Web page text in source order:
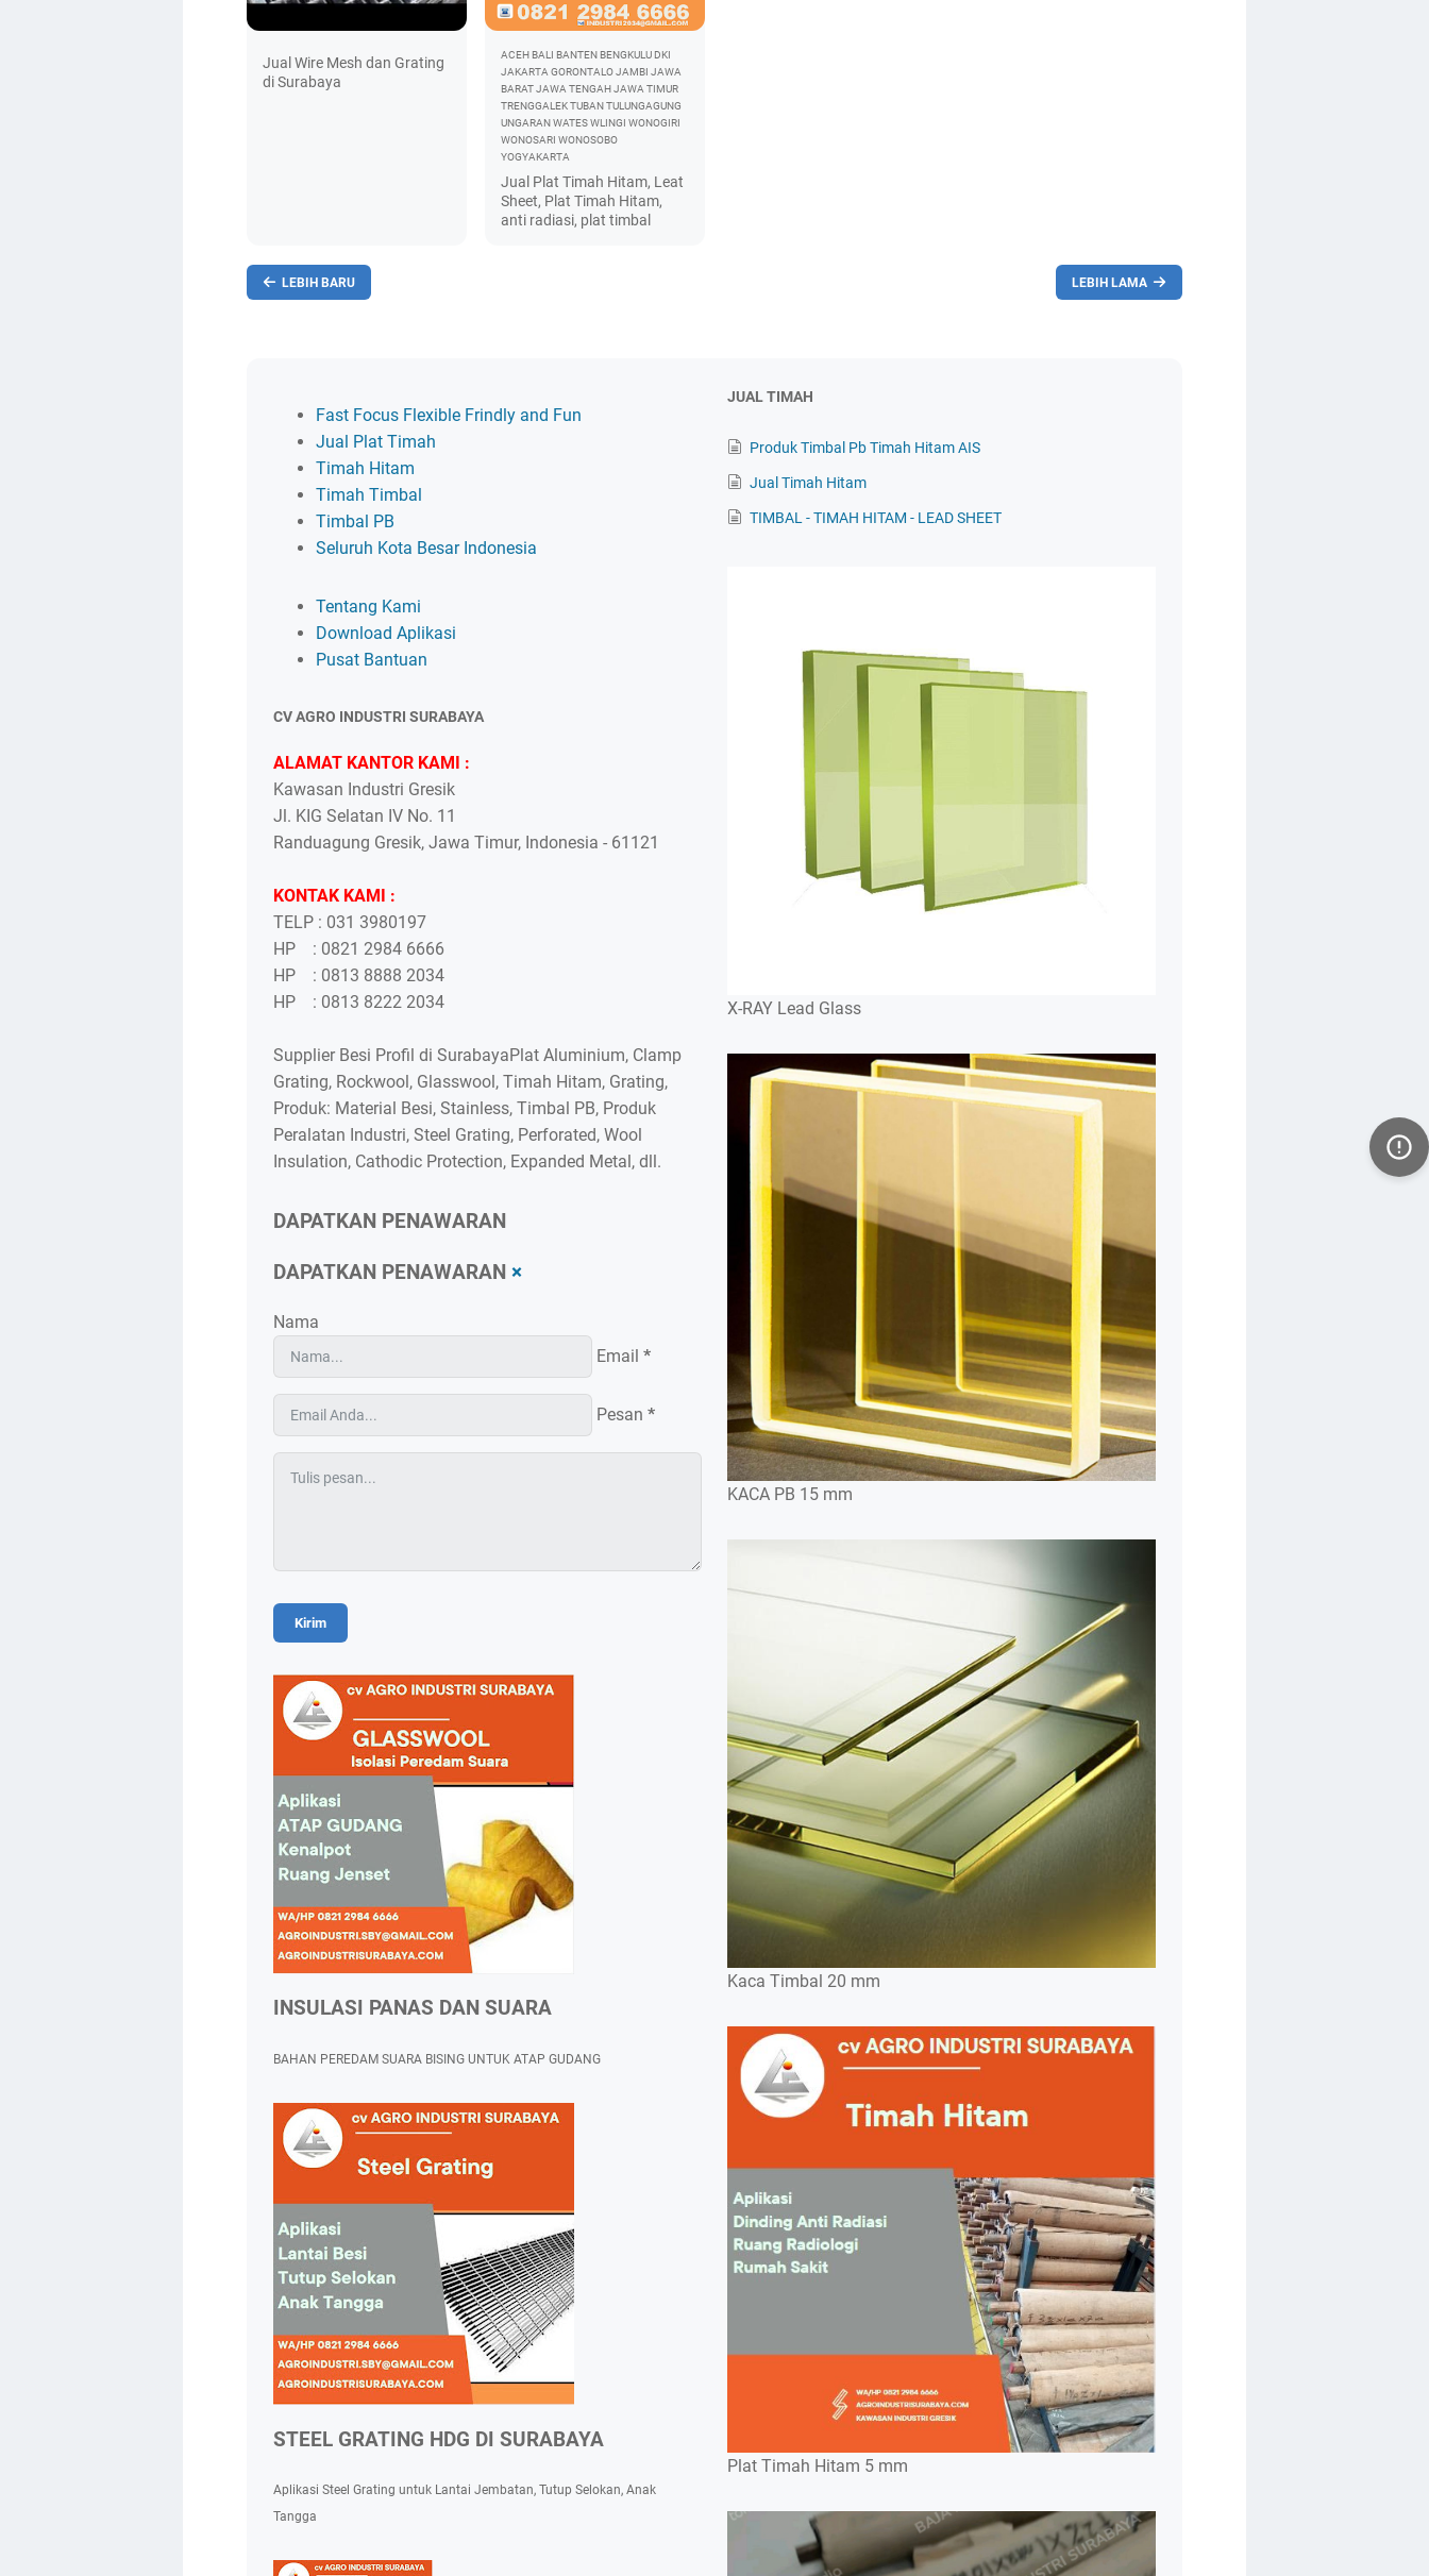
Jual Wire Mesh dan Grating
di Surabaya
ACEH BALI BANTEN BENGKULU DKI
JAKARTA GORONTALO JAMBI JAWA
BARAT JAWA TENGAH JAWA TIMUR
TRENGGALEK TUBAN TULUNGAGUNG
UNGARAN WATES WLINGI WONOGIRI
WONOSARI WONOSOBO
YOGYAKARTA
Jual Plat Timah Hitam, Leat
Sheet, Plat Timah Hitam,
anti radiasi, plat timbal
LEBIH BARU LEBIH LAMA
Fast Focus Flexible Frindly and Fun
Jual Plat Timah
Timah Hitam
Timah Timbal
Timbal PB
Seluruh Kota Besar Indonesia
Tentang Kami
Download Aplikasi
Pusat Bantuan
CV AGRO INDUSTRI SURABAYA
ALAMAT KANTOR KAMI :
Kawasan Industri Gresik
Jl. KIG Selatan IV No. 11
Randuagung Gresik, Jawa Timur, Indonesia - 61121
KONTAK KAMI :
TELP : 031 3980197
HP : 0821 2984 6666
HP : 0813 8888 2034
HP : 0813 8222 2034
Supplier Besi Profil di SurabayaPlat Aluminium, Clamp
Grating, Rockwool, Glasswool, Timah Hitam, Grating,
Produk: Material Besi, Stainless, Timbal PB, Produk
Peralatan Industri, Steel Grating, Perforated, Wool
Insulation, Cathodic Protection, Expanded Metal, dll.
DAPATKAN PENAWARAN
DAPATKAN PENAWARAN ×
Nama
Email *
Pesan *
INSULASI PANAS DAN SUARA
BAHAN PEREDAM SUARA BISING UNTUK ATAP GUDANG
STEEL GRATING HDG DI SURABAYA
Aplikasi Steel Grating untuk Lantai Jembatan, Tutup Selokan, Anak
Tangga
JUAL TIMAH
Produk Timbal Pb Timah Hitam AIS
Jual Timah Hitam
TIMBAL - TIMAH HITAM - LEAD SHEET
X-RAY Lead Glass
KACA PB 15 mm
Kaca Timbal 20 mm
Plat Timah Hitam 5 mm